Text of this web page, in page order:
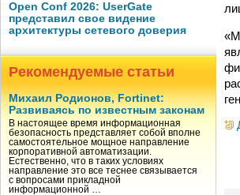
Open Conf 2026: UserGate
представил свое видение
архитектуры сетевого доверия
Рекомендуемые статьи
Михаил Родионов, Fortinet:
Развиваясь по известным законам
В настоящее время информационная
безопасность представляет собой вполне
самостоятельное мощное направление
корпоративной автоматизации.
Естественно, что в таких условиях
направление это все теснее связывается
с вопросами прикладной
информационной …